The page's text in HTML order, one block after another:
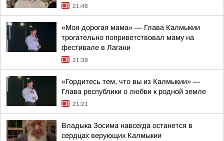
21:48
«Моя дорогая мама» — Глава Калмыкии
трогательно поприветствовал маму на
фестивале в Лагани
21:39
«Гордитесь тем, что вы из Калмыкии» —
Глава республики о любви к родной земле
21:21
Владыка Зосима навсегда останется в
сердцах верующих Калмыкии